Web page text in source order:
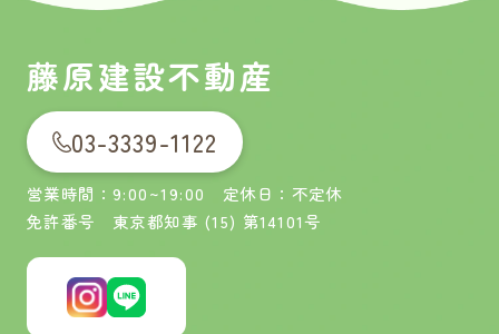
藤原建設不動産
03-3339-1122
営業時間：9:00~19:00 定休日：不定休
免許番号 東京都知事 (15) 第14101号